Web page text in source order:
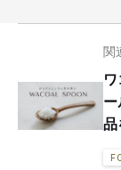
関
品